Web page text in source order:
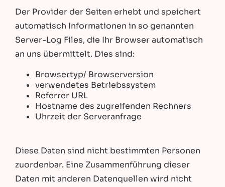
Der Provider der Seiten erhebt und speichert
automatisch Informationen in so genannten
Server-Log Files, die Ihr Browser automatisch
an uns übermittelt. Dies sind:
Browsertyp/ Browserversion
verwendetes Betriebssystem
Referrer URL
Hostname des zugreifenden Rechners
Uhrzeit der Serveranfrage
Diese Daten sind nicht bestimmten Personen
zuordenbar. Eine Zusammenführung dieser
Daten mit anderen Datenquellen wird nicht